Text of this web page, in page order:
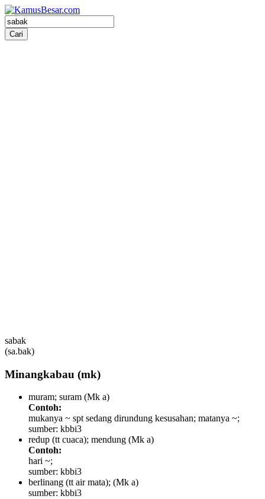
sabak
(sa.bak)
Minangkabau (mk)
muram; suram (Mk a)
Contoh:
mukanya ~ spt sedang dirundung kesusahan; matanya ~;
sumber: kbbi3
redup (tt cuaca); mendung (Mk a)
Contoh:
hari ~;
sumber: kbbi3
berlinang (tt air mata); (Mk a)
sumber: kbbi3